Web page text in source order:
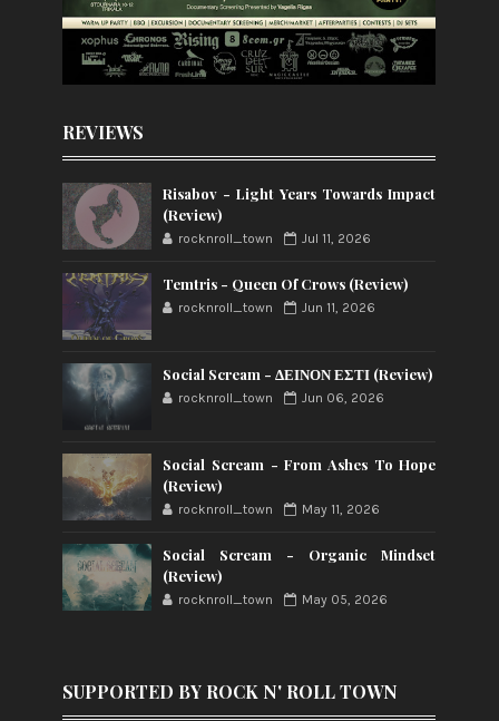
REVIEWS
Risabov - Light Years Towards Impact
(Review)
rocknroll_town Jul 11, 2026
Temtris - Queen Of Crows (Review)
rocknroll_town Jun 11, 2026
Social Scream - ΔΕΙΝΟΝ ΕΣΤΙ (Review)
rocknroll_town Jun 06, 2026
Social Scream - From Ashes To Hope
(Review)
rocknroll_town May 11, 2026
Social Scream - Organic Mindset
(Review)
rocknroll_town May 05, 2026
SUPPORTED BY ROCK N' ROLL TOWN